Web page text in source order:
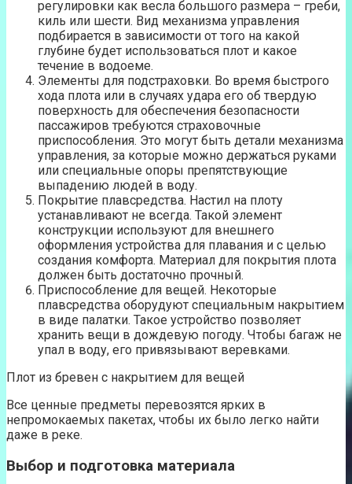
регулировки как весла большого размера – греби,
киль или шести. Вид механизма управления
подбирается в зависимости от того на какой
глубине будет использоваться плот и какое
течение в водоеме.
Элементы для подстраховки. Во время быстрого
хода плота или в случаях удара его об твердую
поверхность для обеспечения безопасности
пассажиров требуются страховочные
приспособления. Это могут быть детали механизма
управления, за которые можно держаться руками
или специальные опоры препятствующие
выпадению людей в воду.
Покрытие плавсредства. Настил на плоту
устанавливают не всегда. Такой элемент
конструкции используют для внешнего
оформления устройства для плавания и с целью
создания комфорта. Материал для покрытия плота
должен быть достаточно прочный.
Приспособление для вещей. Некоторые
плавсредства оборудуют специальным накрытием
в виде палатки. Такое устройство позволяет
хранить вещи в дождевую погоду. Чтобы багаж не
упал в воду, его привязывают веревками.
Плот из бревен с накрытием для вещей
Все ценные предметы перевозятся ярких в
непромокаемых пакетах, чтобы их было легко найти
даже в реке.
Выбор и подготовка материала